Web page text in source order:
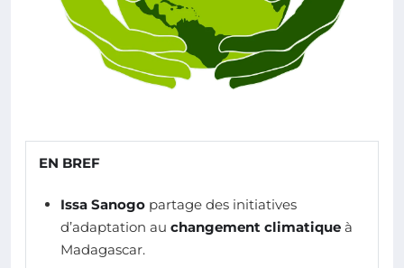
EN BREF
Issa Sanogo partage des initiatives
d’adaptation au changement climatique à
Madagascar.